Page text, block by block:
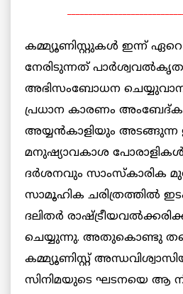
കമ്മ്യൂണിസ്റ്റുകള്‍ ഇന്ന് ഏറെ
നേരിടുന്നത്
അഭിസംബോധന
പ്രധാന കാരണം
അയ്യന്‍കാളിയും അടങ്ങുന്ന
മനുഷ്യാവകാശ
ദര്‍ശനവും സാംസ്‌കാരിക
സാമൂഹിക ചരിത്രത്തില്‍
ദലിതര്‍
ചെയ്യുന്നു. അതുകൊണ്ടു
കമ്മ്യൂണിസ്റ്റ്
സിനിമയുടെ ഘടനയെ ആ